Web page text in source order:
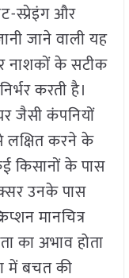
स्प्रेइंग और
जाने वाली यह
नाशकों के सटीक
करती है।
जैसी कंपनियों
लक्षित करने के
किसानों के पास
उनके पास
मानचित्र
का अभाव होता
में बचत की